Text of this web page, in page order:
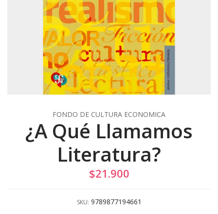
FONDO DE CULTURA ECONOMICA
¿A Qué Llamamos
Literatura?
$21.900
SKU: 9789877194661